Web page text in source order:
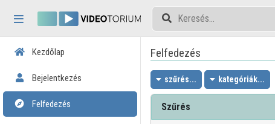
Tartalom kihagyása
Kezdőlap
Bejelentkezés
Felfedezés
Felfedezés
szűrés... kategóriák...
Szűrés